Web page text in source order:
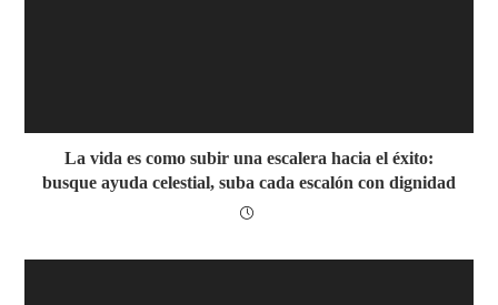
La vida es como subir una escalera hacia el éxito:
busque ayuda celestial, suba cada escalón con dignidad